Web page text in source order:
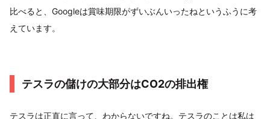
比べると、Googleは賞味期限がずいぶんいったねというふうに考
えています。
テスラの儲けの大部分はCO2の排出権
テスラは正直に言って、わからないですね。テスラのことは私は